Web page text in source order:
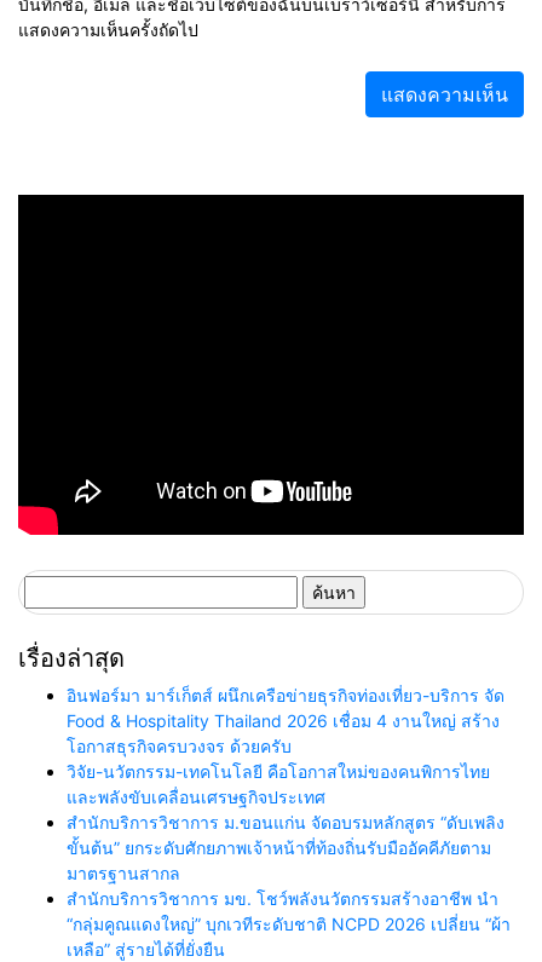
บันทึกชื่อ, อีเมล และชื่อเว็บไซต์ของฉันบนเบราว์เซอร์นี้ สำหรับการ
แสดงความเห็นครั้งถัดไป
สำหรับ:
เรื่องล่าสุด
อินฟอร์มา มาร์เก็ตส์ ผนึกเครือข่ายธุรกิจท่องเที่ยว-บริการ จัด
Food & Hospitality Thailand 2026 เชื่อม 4 งานใหญ่ สร้าง
โอกาสธุรกิจครบวงจร ด้วยครับ
วิจัย-นวัตกรรม-เทคโนโลยี คือโอกาสใหม่ของคนพิการไทย
และพลังขับเคลื่อนเศรษฐกิจประเทศ
สำนักบริการวิชาการ ม.ขอนแก่น จัดอบรมหลักสูตร “ดับเพลิง
ขั้นต้น” ยกระดับศักยภาพเจ้าหน้าที่ท้องถิ่นรับมืออัคคีภัยตาม
มาตรฐานสากล
สำนักบริการวิชาการ มข. โชว์พลังนวัตกรรมสร้างอาชีพ นำ
“กลุ่มคูณแดงใหญ่” บุกเวทีระดับชาติ NCPD 2026 เปลี่ยน “ผ้า
เหลือ” สู่รายได้ที่ยั่งยืน